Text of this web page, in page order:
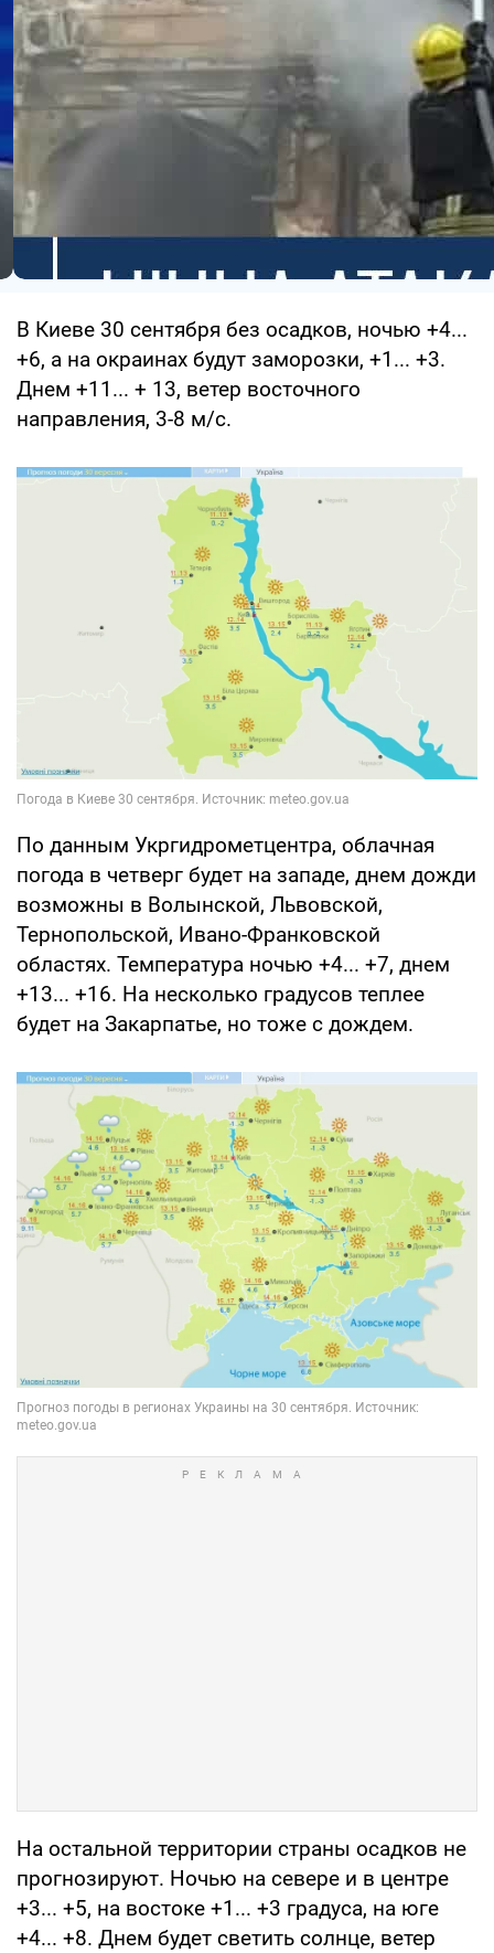
В Киеве 30 сентября без осадков, ночью +4...
+6, а на окраинах будут заморозки, +1... +3.
Днем +11... + 13, ветер восточного
направления, 3-8 м/с.
По данным Укргидрометцентра, облачная
погода в четверг будет на западе, днем дожди
возможны в Волынской, Львовской,
Тернопольской, Ивано-Франковской
областях. Температура ночью +4... +7, днем
+13... +16. На несколько градусов теплее
будет на Закарпатье, но тоже с дождем.
На остальной территории страны осадков не
прогнозируют. Ночью на севере и в центре
+3... +5, на востоке +1... +3 градуса, на юге
+4... +8. Днем будет светить солнце, ветер